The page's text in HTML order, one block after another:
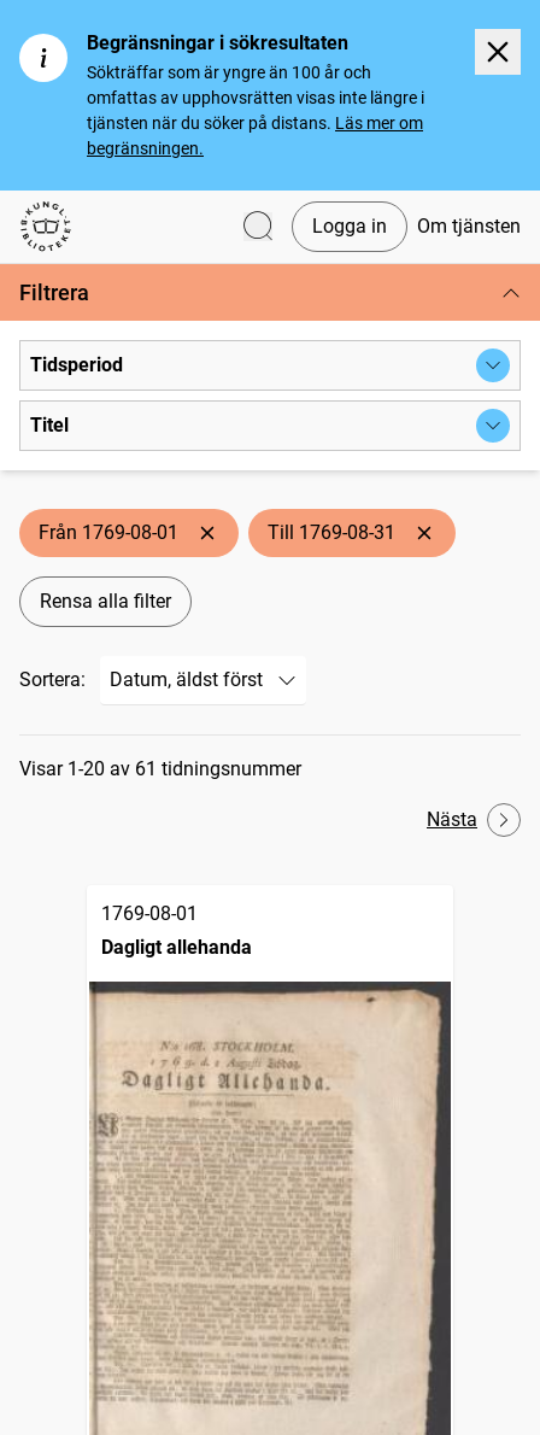
Begränsningar i sökresultaten
Sökträffar som är yngre än 100 år och
omfattas av upphovsrätten visas inte längre i
tjänsten när du söker på distans. Läs mer om
begränsningen.
Svenska tidningar
Logga in Om tjänsten
Filtrera
Tidsperiod
Titel
Från 1769-08-01 Till 1769-08-31
Rensa alla filter
Sortera:
Sökresultat
Visar 1-20 av 61 tidningsnummer
Nästa
1769-08-01
Dagligt allehanda